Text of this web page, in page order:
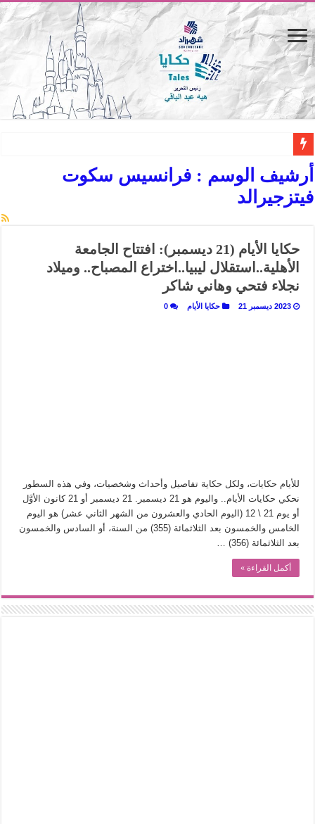
المصيف.. من كرسي على الشاطئ لتجربة حياة متكاملة
القاهرة «ألف ليلة وليلة».. كيف يتحول المكان إلى بطل في روايات مريم عبد العزيز؟
القاهرة «ألف ليلة وليلة».. كيف يتحول المكان إلى بطل في روايات مريم عبد العزيز؟
كيوبيد.. حارس الحب الضائع في بيت الكريتلية
«كوم النور».. ريم بسيوني تُعيد الخديوي المنسي إلى الضوء
الأدب والساحرة المستديرة.. كيف قرأت الكتب شغف المصريين بكرة القدم؟
يوم شاهدت زينات صدقي على المسرح وسرحت!
أرشيف الوسم : فرانسيس سكوت
فيتزجيرالد
حكايا الأيام (21 ديسمبر): افتتاح الجامعة
الأهلية..استقلال ليبيا..اختراع المصباح.. وميلاد
نجلاء فتحي وهاني شاكر
2023 ديسمبر 21 حكايا الأيام 0
للأيام حكايات، ولكل حكاية تفاصيل وأحداث وشخصيات، وفي هذه السطور
نحكي حكايات الأيام.. واليوم هو 21 ديسمبر. 21 ديسمبر أو 21 كانون الأوَّل
أو يوم 21 \ 12 (اليوم الحادي والعشرون من الشهر الثاني عشر) هو اليوم
الخامس والخمسون بعد الثلاثمائة (355) من السنة، أو السادس والخمسون
بعد الثلاثمائة (356) …
أكمل القراءة »